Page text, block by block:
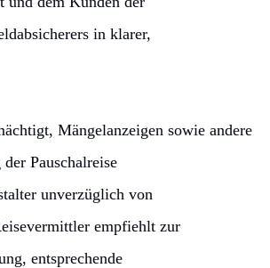
in klarer,
Mängelanzeigen sowie andere
Pauschalreise
unverzüglich von
empfiehlt zur
entsprechende